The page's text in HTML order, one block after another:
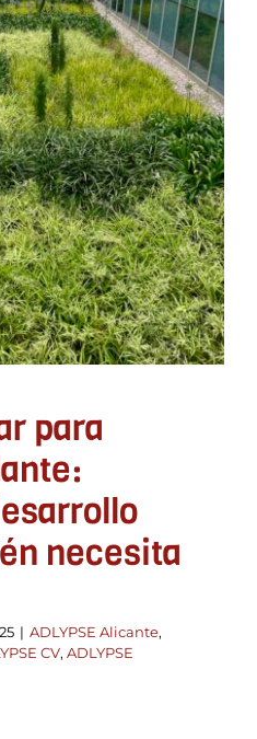
porque el
también
pausas
Castellón ADLYPSE
Valencia
para
necesita
| ADLYPSE Alicante,
CV, ADLYPSE